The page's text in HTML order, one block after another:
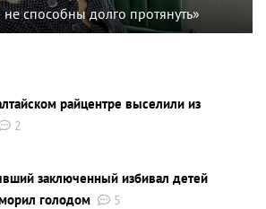
способны долго протянуть»
райцентре выселили из
2
заключенный избивал детей
голодом
5